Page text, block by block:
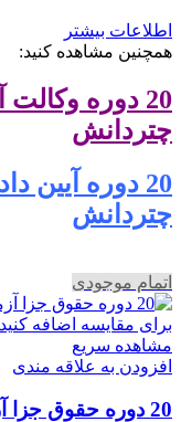
اطلاعات بیشتر
همچنین مشاهده کنید:
20 دوره
چتردانش
20 دوره
چتردانش
اتمام موجودی
برای مقایسه اضافه کنید
مشاهده سریع
افزودن به علاقه مندی
20 دوره حقوق جزا آزمون وکالت – چتردانش